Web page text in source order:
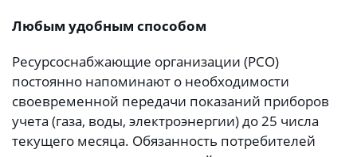
Любым удобным способом
Ресурсоснабжающие организации (РСО)
постоянно напоминают о необходимости
своевременной передачи показаний приборов
учета (газа, воды, электроэнергии) до 25 числа
текущего месяца. Обязанность потребителей